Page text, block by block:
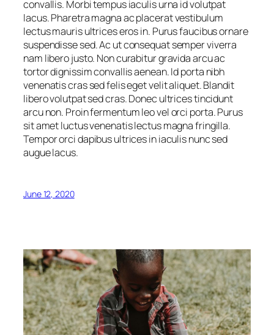
convallis. Morbi tempus iaculis urna id volutpat
lacus. Pharetra magna ac placerat vestibulum
lectus mauris ultrices eros in. Purus faucibus ornare
suspendisse sed. Ac ut consequat semper viverra
nam libero justo. Non curabitur gravida arcu ac
tortor dignissim convallis aenean. Id porta nibh
venenatis cras sed felis eget velit aliquet. Blandit
libero volutpat sed cras. Donec ultrices tincidunt
arcu non. Proin fermentum leo vel orci porta. Purus
sit amet luctus venenatis lectus magna fringilla.
Tempor orci dapibus ultrices in iaculis nunc sed
augue lacus.
June 12, 2020